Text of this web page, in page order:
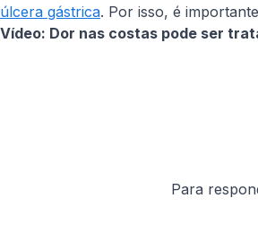
úlcera gástrica. Por isso, é
Vídeo: Dor nas costas pode ser
Para